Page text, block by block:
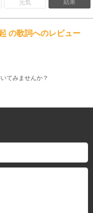
元気 結果
の歌詞へのレビュー
てみませんか？